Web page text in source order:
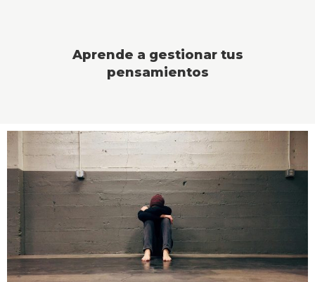
Aprende a gestionar tus
pensamientos